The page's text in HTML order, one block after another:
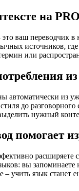
на
ваш переводчик
источников,
или
из
из
до
нужный
помогает
расширяете
вы
– учить язык станет